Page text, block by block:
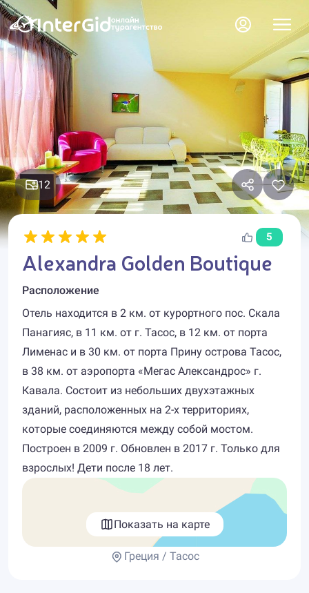
12
5
Alexandra Golden Boutique
Расположение
Отель находится в 2 км. от курортного пос. Скала
Панагияс, в 11 км. от г. Тасос, в 12 км. от порта
Лименас и в 30 км. от порта Прину острова Тасос,
в 38 км. от аэропорта «Мегас Александрос» г.
Кавала. Состоит из небольших двухэтажных
зданий, расположенных на 2-х территориях,
которые соединяются между собой мостом.
Построен в 2009 г. Обновлен в 2017 г. Только для
взрослых! Дети после 18 лет.
Показать на карте
Греция / Тасос